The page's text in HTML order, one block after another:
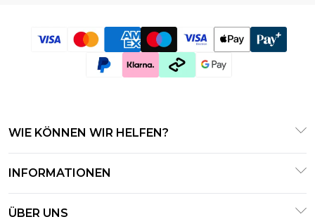
WIE KÖNNEN WIR HELFEN?
Meine Bestellung verfolgen & zurücksenden
INFORMATIONEN
Geschäftsbedingungen – Aktualisiert Januar 2026
ÜBER UNS